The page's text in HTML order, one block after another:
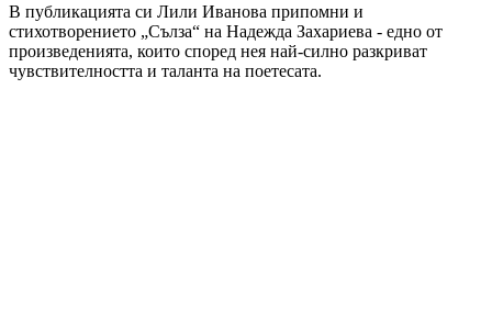
В публикацията си Лили Иванова припомни и
стихотворението „Сълза“ на Надежда Захариева - едно от
произведенията, които според нея най-силно разкриват
чувствителността и таланта на поетесата.